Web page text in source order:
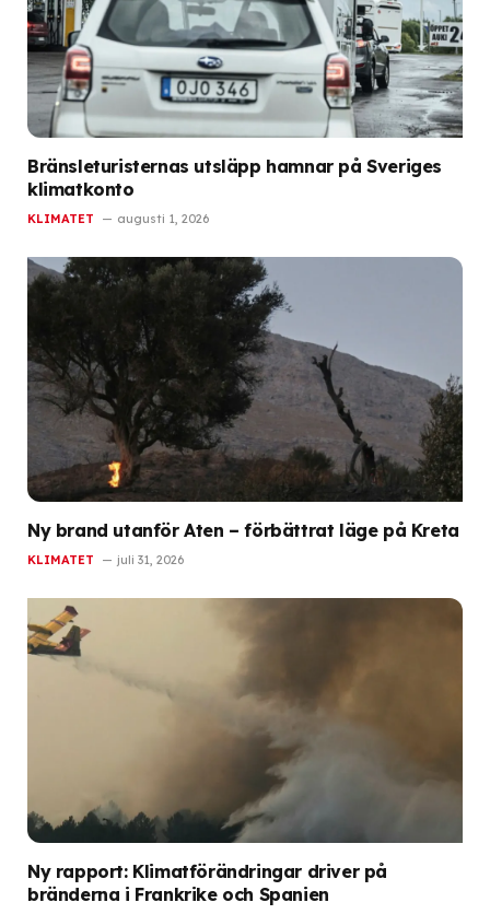
Bränsleturisternas utsläpp hamnar på Sveriges
klimatkonto
KLIMATET augusti 1, 2026
Ny brand utanför Aten – förbättrat läge på Kreta
KLIMATET juli 31, 2026
Ny rapport: Klimatförändringar driver på
bränderna i Frankrike och Spanien